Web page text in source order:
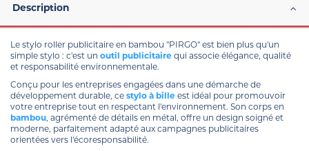
Description
Le stylo roller publicitaire en bambou "PIRGO" est bien plus qu'un
simple stylo : c'est un outil publicitaire qui associe élégance, qualité
et responsabilité environnementale.
Conçu pour les entreprises engagées dans une démarche de
développement durable, ce stylo à bille est idéal pour promouvoir
votre entreprise tout en respectant l'environnement. Son corps en
bambou, agrémenté de détails en métal, offre un design soigné et
moderne, parfaitement adapté aux campagnes publicitaires
orientées vers l'écoresponsabilité.